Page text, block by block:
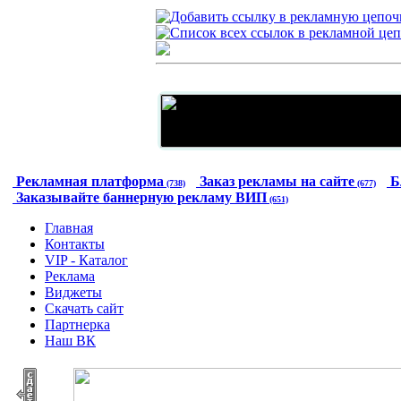
Рекламная платформа (738) Заказ рекламы на сайте (677)
Заказывайте баннерную рекламу ВИП (651)
Главная
Контакты
VIP - Каталог
Реклама
Виджеты
Скачать сайт
Партнерка
Наш ВК